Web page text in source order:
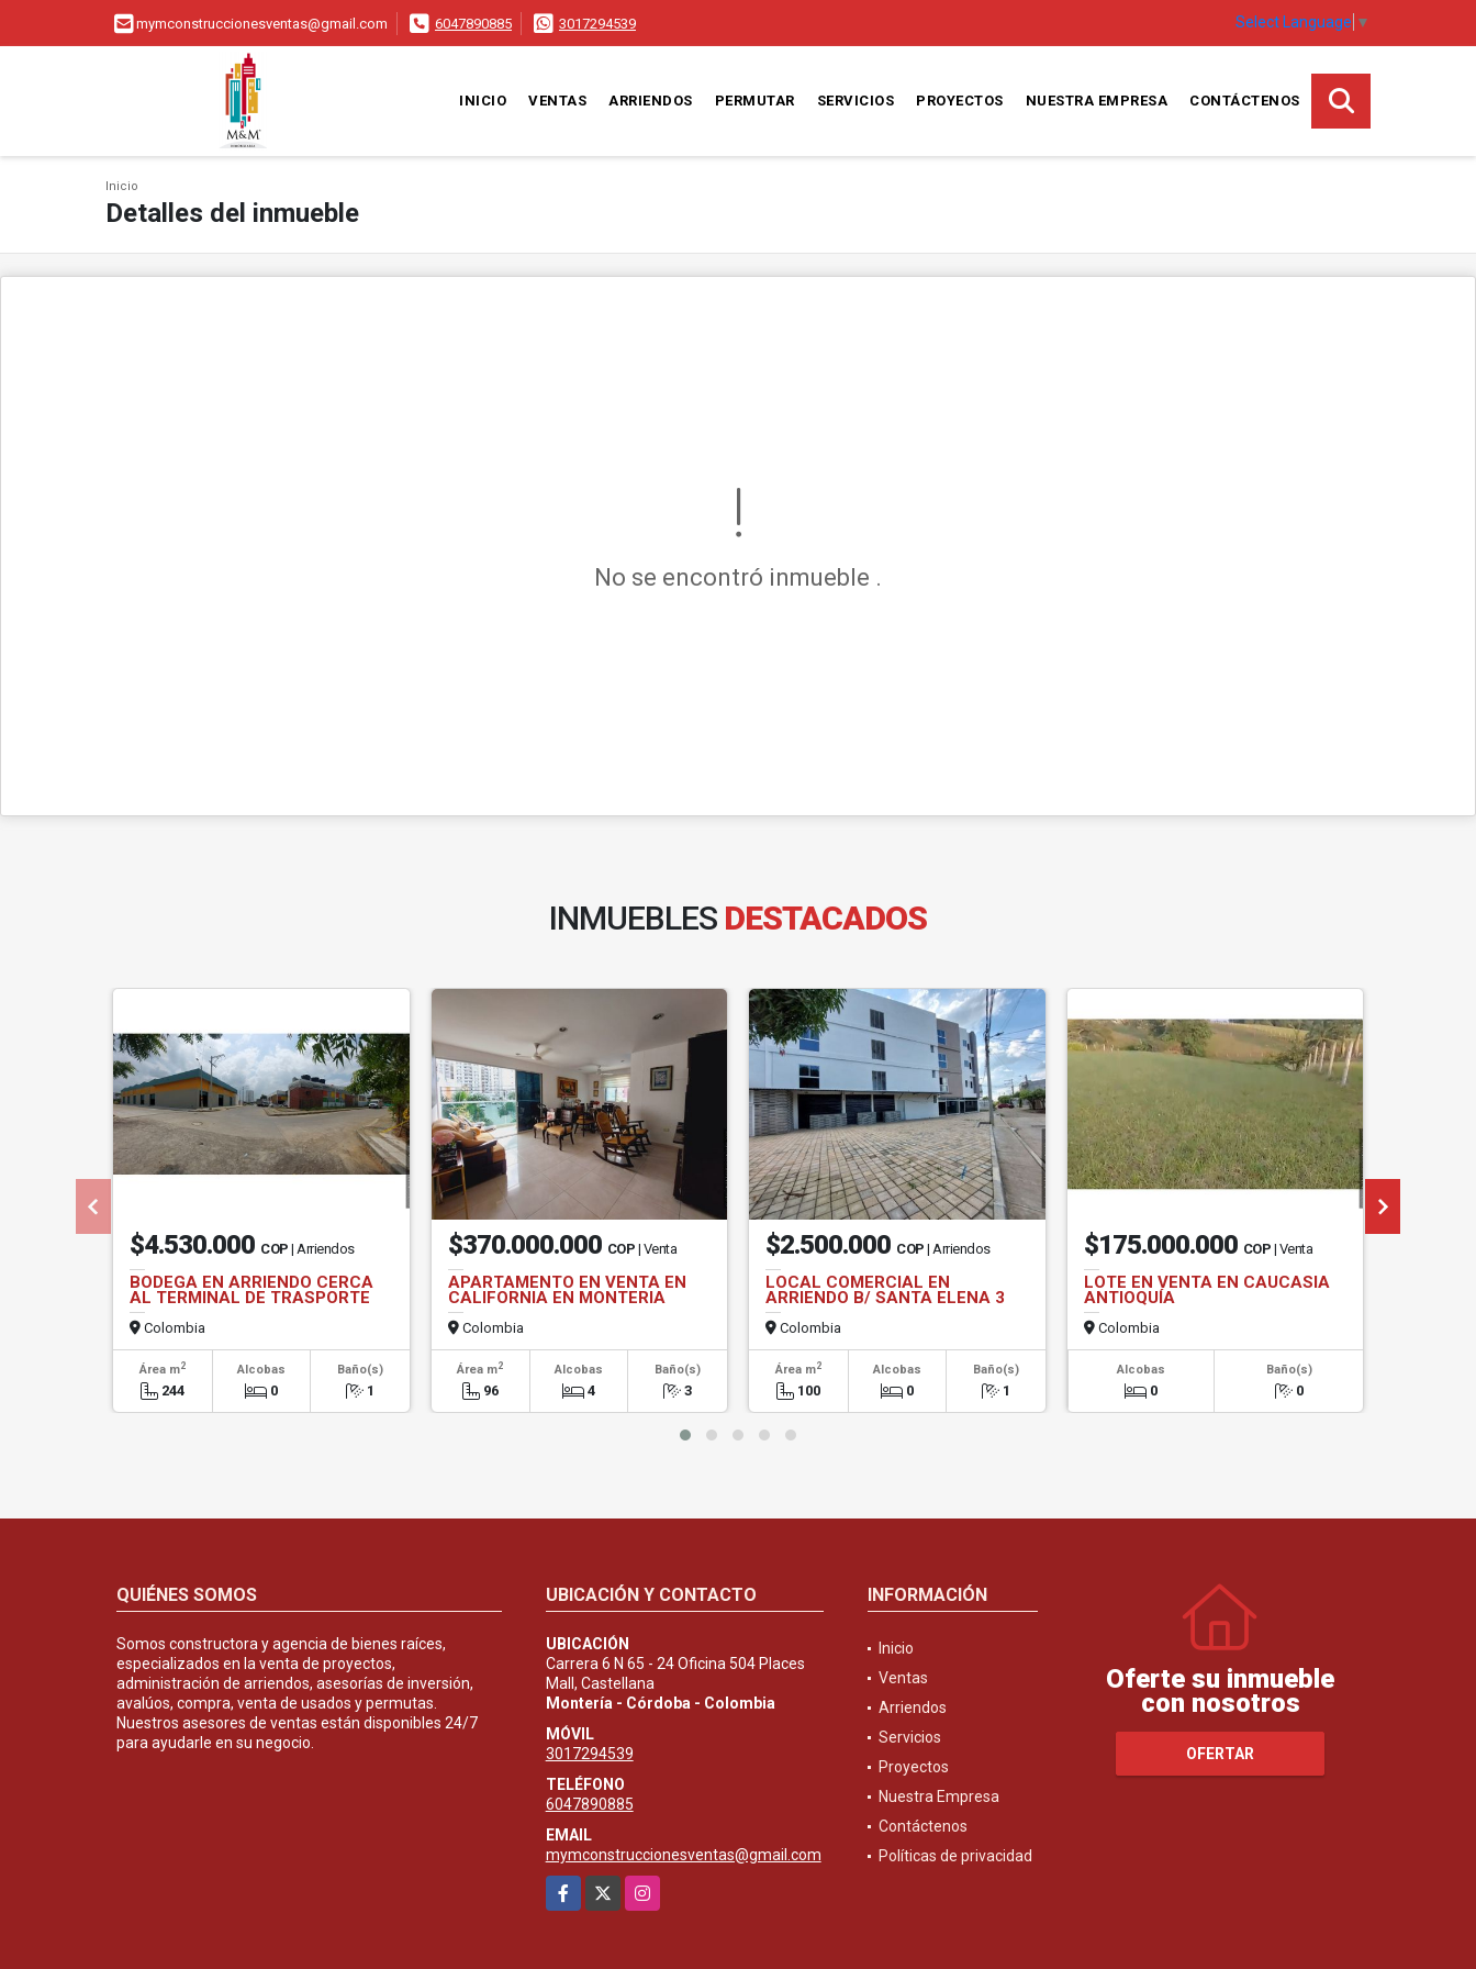
mymconstruccionesventas@gmail.com 6047890885 3017294539 Select Language ▼
INICIO VENTAS ARRIENDOS PERMUTAR SERVICIOS PROYECTOS NUESTRA EMPRESA CONTÁCTENOS
Inicio
Detalles del inmueble
No se encontró inmueble .
INMUEBLES DESTACADOS
$4.530.000 COP | Arriendos
BODEGA EN ARRIENDO CERCA
AL TERMINAL DE TRASPORTE
Colombia
Área m2
244
Alcobas
0
Baño(s)
1
$370.000.000 COP | Venta
APARTAMENTO EN VENTA EN
CALIFORNIA EN MONTERIA
Colombia
Área m2
96
Alcobas
4
Baño(s)
3
$2.500.000 COP | Arriendos
LOCAL COMERCIAL EN
ARRIENDO B/ SANTA ELENA 3
Colombia
Área m2
100
Alcobas
0
Baño(s)
1
$175.000.000 COP | Venta
LOTE EN VENTA EN CAUCASIA
ANTIOQUÍA
Colombia
Alcobas
0
Baño(s)
0
QUIÉNES SOMOS
Somos constructora y agencia de bienes raíces,
especializados en la venta de proyectos,
administración de arriendos, asesorías de inversión,
avalúos, compra, venta de usados y permutas.
Nuestros asesores de ventas están disponibles 24/7
para ayudarle en su negocio.
UBICACIÓN Y CONTACTO
UBICACIÓN
Carrera 6 N 65 - 24 Oficina 504 Places
Mall, Castellana
Montería - Córdoba - Colombia
MÓVIL
3017294539
TELÉFONO
6047890885
EMAIL
mymconstruccionesventas@gmail.com
Facebook
Instagram
INFORMACIÓN
Inicio
Ventas
Arriendos
Servicios
Proyectos
Nuestra Empresa
Contáctenos
Políticas de privacidad
Oferte su inmueble
con nosotros
OFERTAR